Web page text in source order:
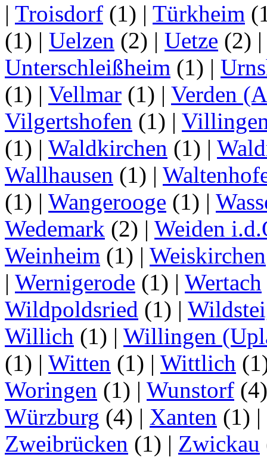
| Troisdorf (1) | Türkheim
(1) | Uelzen (2) | Uetze (2)
Unterschleißheim (1) |
(1) | Vellmar (1) | Verden
Vilgertshofen (1) |
(1) | Waldkirchen (1) |
Wallhausen (1) |
(1) | Wangerooge (1) |
Wedemark (2) | Weiden
Weinheim (1) | Weiskirchen
| Wernigerode (1) | Wertach
Wildpoldsried (1) |
Willich (1) | Willingen
(1) | Witten (1) | Wittlich
Woringen (1) | Wunstorf
Würzburg (4) | Xanten (1) |
Zweibrücken (1) | Zwickau